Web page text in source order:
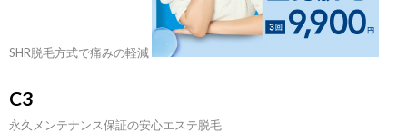
SHR脱毛方式で痛みの軽減
C3
永久メンテナンス保証の安心エステ脱毛